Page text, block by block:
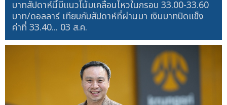
บาทสัปดาห์นี้มีแนวโน้มเคลื่อนไหวในกรอบ 33.00-33.60
บาท/ดอลลาร์ เทียบกับสัปดาห์ที่ผ่านมา เงินบาทปิดแข็ง
ค่าที่ 33.40... 03 ส.ค.